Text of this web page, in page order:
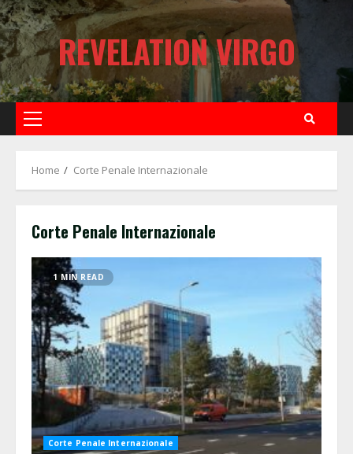
Skip
to
content
REVELATION VIRGO
Primary
Home Corte Penale Internazionale
Corte Penale Internazionale
1 MIN READ
Corte Penale Internazionale